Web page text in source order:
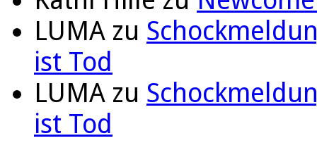
LUMA zu
ist Tod
LUMA zu
ist Tod